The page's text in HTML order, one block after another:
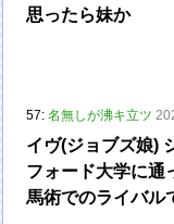
思ったら妹か
57:名無しが沸キ立ツ
イヴ(ジョブズ娘)
フォード大学に通
馬術でのライバル